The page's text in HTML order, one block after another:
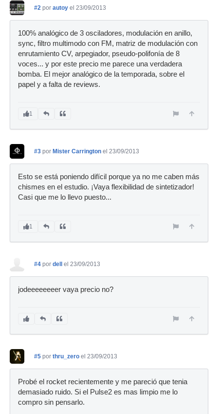
#2 por autoy el 23/09/2013
100% analógico de 3 osciladores, modulación en anillo,
sync, filtro multimodo con FM, matriz de modulación con
enrutamiento CV, arpegiador, pseudo-polifonía de 8
voces... y por este precio me parece una verdadera
bomba. El mejor analógico de la temporada, sobre el
papel y a falta de reviews.
1
#3 por Mister Carrington el 23/09/2013
Esto se está poniendo difícil porque ya no me caben más
chismes en el estudio. ¡Vaya flexibilidad de sintetizador!
Casi que me lo llevo puesto...
1
#4 por dell el 23/09/2013
jodeeeeeeeer vaya precio no?
#5 por thru_zero el 23/09/2013
Probé el rocket recientemente y me pareció que tenia
demasiado ruido. Si el Pulse2 es mas limpio me lo
compro sin pensarlo.